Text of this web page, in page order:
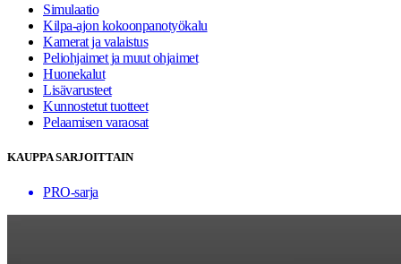
Simulaatio
Kilpa-ajon kokoonpanotyökalu
Kamerat ja valaistus
Peliohjaimet ja muut ohjaimet
Huonekalut
Lisävarusteet
Kunnostetut tuotteet
Pelaamisen varaosat
KAUPPA SARJOITTAIN
PRO-sarja